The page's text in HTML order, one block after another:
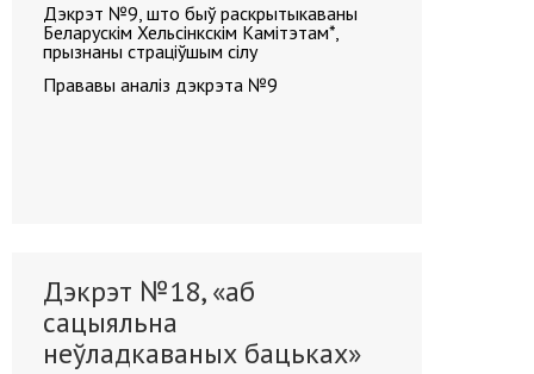
Дэкрэт №9, што быў раскрытыкаваны
Беларускім Хельсінкскім Камітэтам*,
прызнаны страціўшым сілу
Прававы аналіз дэкрэта №9
Дэкрэт №18, «аб
сацыяльна
неўладкаваных бацьках»